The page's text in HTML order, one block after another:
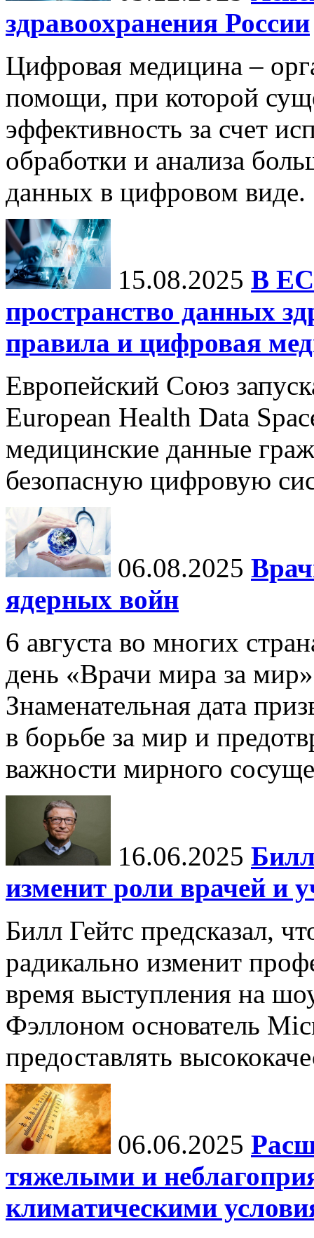
здравоохранения России
Цифровая медицина –
помощи, при которой
эффективность за счет
обработки и анализа
данных в цифровом виде.
15.08.2025 В ЕС
пространство данных
правила и цифровая
Европейский Союз
European Health Data
медицинские данные
безопасную цифровую
06.08.2025
ядерных войн
6 августа во многих
день «Врачи мира за
Знаменательная дата
в борьбе за мир и
важности мирного
16.06.2025
изменит роли врачей и
Билл Гейтс предсказал,
радикально изменит
время выступления на
Фэллоном основатель
предоставлять
06.06.2025
тяжелыми и
климатическими